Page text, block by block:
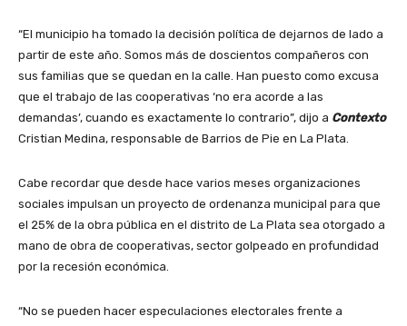
“El municipio ha tomado la decisión política de dejarnos de lado a
partir de este año. Somos más de doscientos compañeros con
sus familias que se quedan en la calle. Han puesto como excusa
que el trabajo de las cooperativas ‘no era acorde a las
demandas’, cuando es exactamente lo contrario”, dijo a Contexto
Cristian Medina, responsable de Barrios de Pie en La Plata.
Cabe recordar que desde hace varios meses organizaciones
sociales impulsan un proyecto de ordenanza municipal para que
el 25% de la obra pública en el distrito de La Plata sea otorgado a
mano de obra de cooperativas, sector golpeado en profundidad
por la recesión económica.
“No se pueden hacer especulaciones electorales frente a